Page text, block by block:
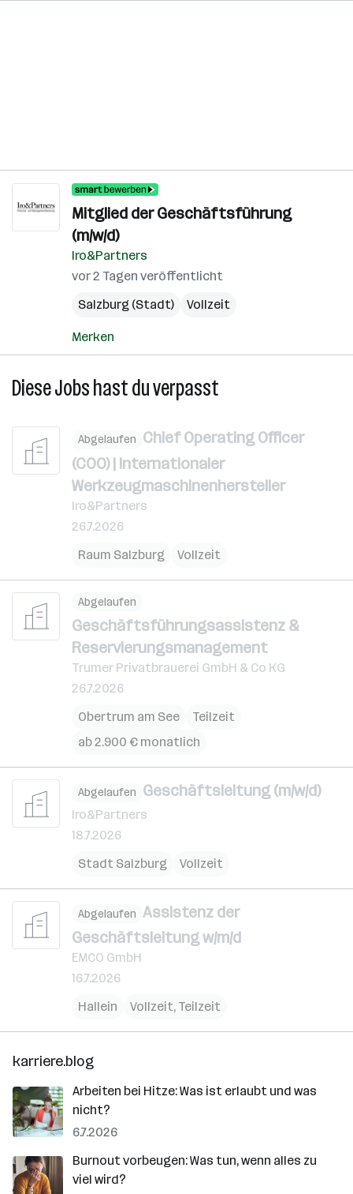
Mitglied der Geschäftsführung
(m/w/d)
Iro&Partners
vor 2 Tagen veröffentlicht
Salzburg (Stadt)
Vollzeit
Merken
Diese Jobs hast du verpasst
Abgelaufen Chief Operating Officer
(COO) | Internationaler
Werkzeugmaschinenhersteller
Iro&Partners
26.7.2026
Raum Salzburg
Vollzeit
Abgelaufen
Geschäftsführungsassistenz &
Reservierungsmanagement
Trumer Privatbrauerei GmbH & Co KG
26.7.2026
Obertrum am See
Teilzeit
ab 2.900 € monatlich
Abgelaufen Geschäftsleitung (m/w/d)
Iro&Partners
18.7.2026
Stadt Salzburg
Vollzeit
Abgelaufen Assistenz der
Geschäftsleitung w/m/d
EMCO GmbH
16.7.2026
Hallein
Vollzeit, Teilzeit
karriere.blog
Arbeiten bei Hitze: Was ist erlaubt und was
nicht?
6.7.2026
Burnout vorbeugen: Was tun, wenn alles zu
viel wird?